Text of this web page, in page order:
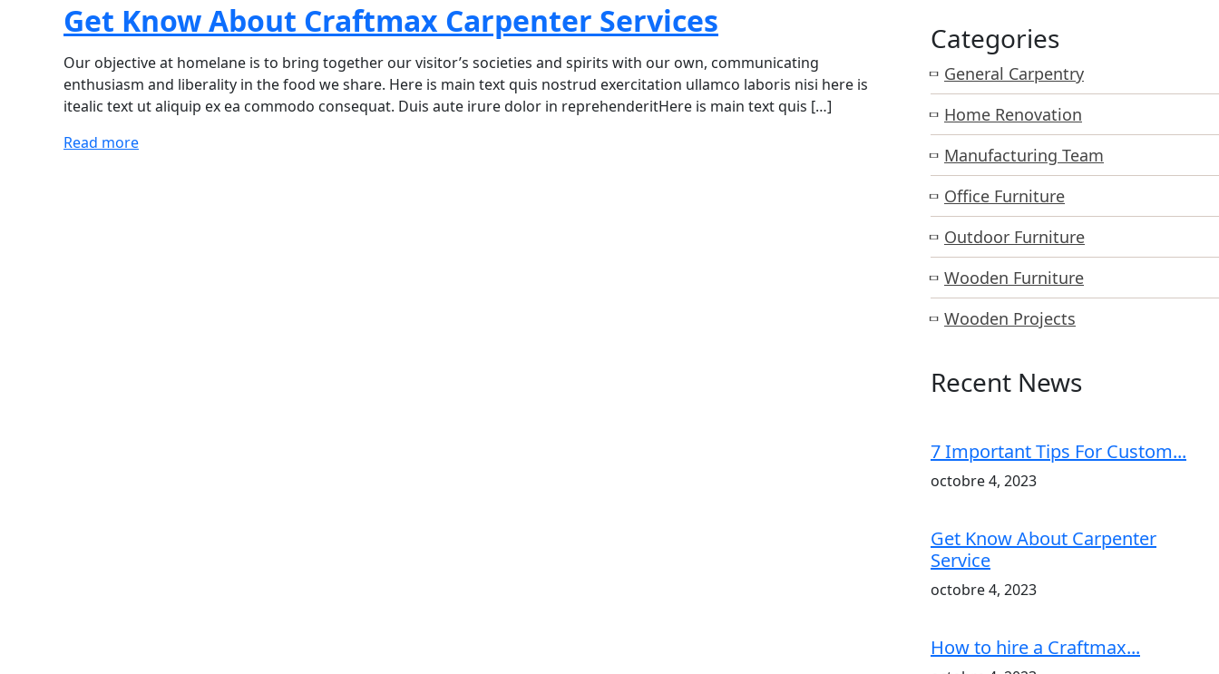
Get Know About Craftmax Carpenter Services
Our objective at homelane is to bring together our visitor’s societies and spirits with our own, communicating
enthusiasm and liberality in the food we share. Here is main text quis nostrud exercitation ullamco laboris nisi here is
itealic text ut aliquip ex ea commodo consequat. Duis aute irure dolor in reprehenderitHere is main text quis […]
Read more
Categories
General Carpentry
Home Renovation
Manufacturing Team
Office Furniture
Outdoor Furniture
Wooden Furniture
Wooden Projects
Recent News
7 Important Tips For Custom...
octobre 4, 2023
Get Know About Carpenter
Service
octobre 4, 2023
How to hire a Craftmax...